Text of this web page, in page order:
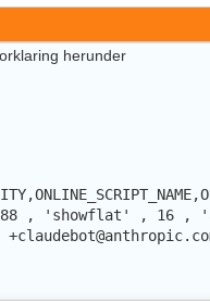
herunder
, 'showflat' , 16